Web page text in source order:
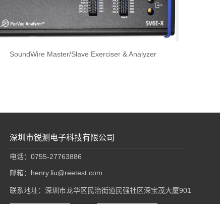
SoundWire Master/Slave Exerciser & Analyzer
深圳市锐测电子科技有限公司
电话：0755-27763886
邮箱：henry.liu@reetest.com
联系地址：深圳市龙华区民治街道民强社区深宝茂大厦901